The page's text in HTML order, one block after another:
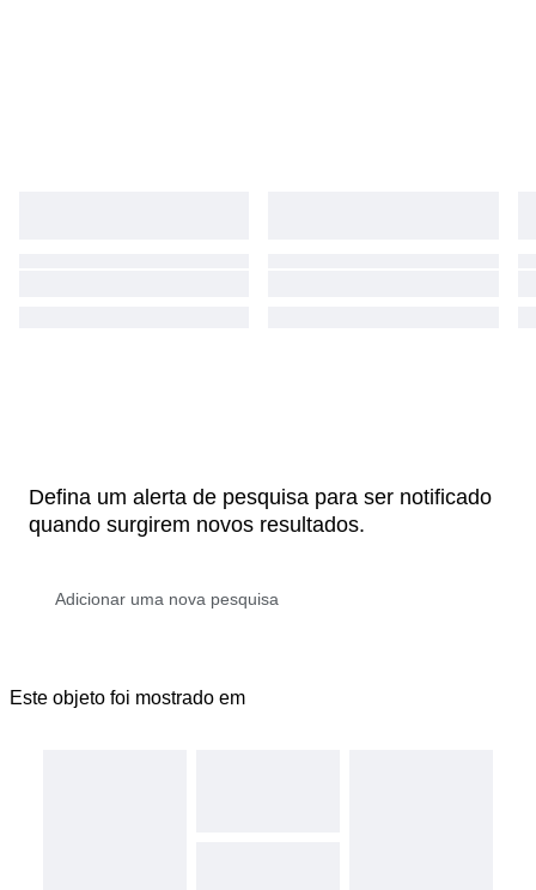
Defina um alerta de pesquisa para ser notificado
quando surgirem novos resultados.
Este objeto foi mostrado em